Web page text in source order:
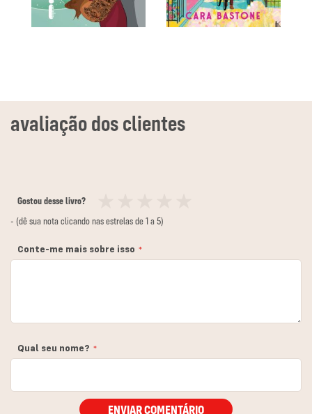
Gostou desse livro?
12
3
4
5
- (dê sua nota clicando nas estrelas de 1 a 5)
Conte-me mais sobre isso
Qual seu nome?
ENVIAR COMENTÁRIO